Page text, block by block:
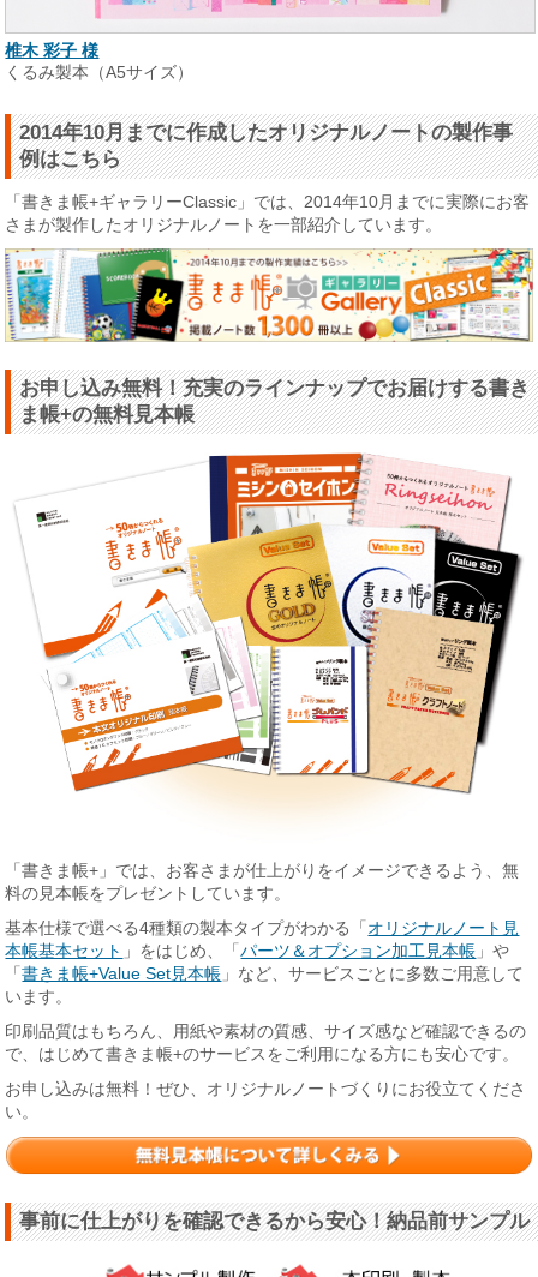
椎木 彩子 様
くるみ製本（A5サイズ）
2014年10月までに作成したオリジナルノートの製作事
例はこちら
「書きま帳+ギャラリーClassic」では、2014年10月までに実際にお客
さまが製作したオリジナルノートを一部紹介しています。
お申し込み無料！充実のラインナップでお届けする書き
ま帳+の無料見本帳
「書きま帳+」では、お客さまが仕上がりをイメージできるよう、無
料の見本帳をプレゼントしています。
基本仕様で選べる4種類の製本タイプがわかる「 オリジナルノート見
本帳基本セット 」をはじめ、「パーツ＆オプション加工見本帳 」や
「書きま帳+Value Set見本帳 」など、サービスごとに多数ご用意して
います。
印刷品質はもちろん、用紙や素材の質感、サイズ感など確認できるの
で、はじめて書きま帳+のサービスをご利用になる方にも安心です。
お申し込みは無料！ぜひ、オリジナルノートづくりにお役立てくださ
い。
事前に仕上がりを確認できるから安心！納品前サンプル